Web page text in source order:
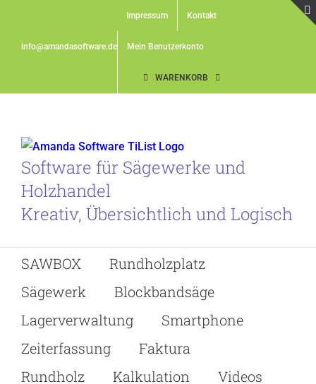
contentinfo@amandasoftware.de
Impressum Kontakt
Mein Benutzerkonto
WARENKORB
Software für Sägewerke und
Holzhandel
Kreativ, Übersichtlich und Logisch
SAWBOX
Rundholzplatz
Sägewerk
Blockbandsäge
Lagerverwaltung
Smartphone
Zeiterfassung
Faktura
Rundholz
Kalkulation
Videos